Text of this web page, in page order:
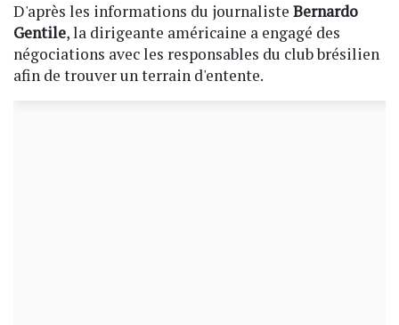
D'après les informations du journaliste Bernardo
Gentile, la dirigeante américaine a engagé des
négociations avec les responsables du club brésilien
afin de trouver un terrain d'entente.